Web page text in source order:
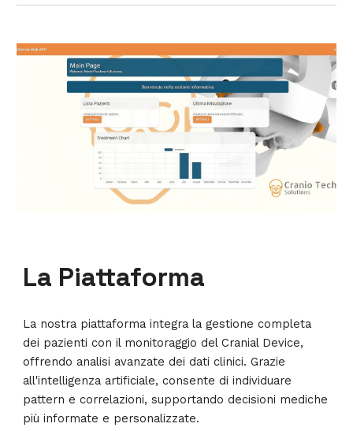
La Piattaforma
La nostra piattaforma integra la gestione completa
dei pazienti con il monitoraggio del Cranial Device,
offrendo analisi avanzate dei dati clinici. Grazie
all'intelligenza artificiale, consente di individuare
pattern e correlazioni, supportando decisioni mediche
più informate e personalizzate.